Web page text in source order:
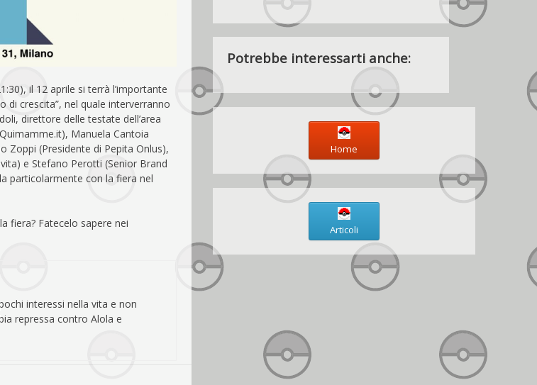
il 12 aprile si terrà l’importante
crescita”, nel quale interverranno
direttore delle testate dell’area
Manuela Cantoia
Zoppi (Presidente di Pepita Onlus),
e Stefano Perotti (Senior Brand
particolarmente con la fiera nel
fiera? Fatecelo sapere nei
interessi nella vita e non
repressa contro Alola e
Potrebbe interessarti anche:
Home
Articoli